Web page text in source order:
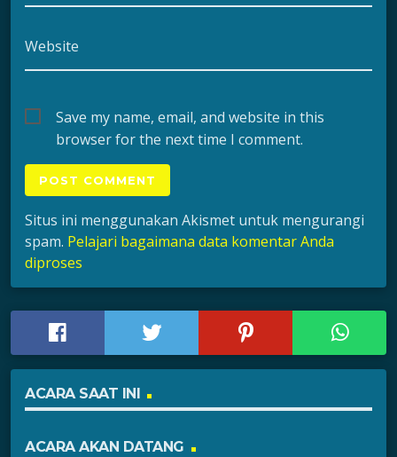
Website
Save my name, email, and website in this
browser for the next time I comment.
Situs ini menggunakan Akismet untuk mengurangi
spam. Pelajari bagaimana data komentar Anda
diproses
ACARA SAAT INI
ACARA AKAN DATANG